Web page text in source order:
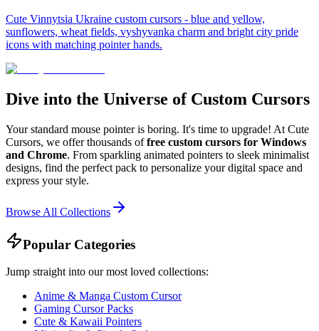
Cute Vinnytsia Ukraine custom cursors - blue and yellow,
sunflowers, wheat fields, vyshyvanka charm and bright city pride
icons with matching pointer hands.
Dive into the Universe of Custom Cursors
Your standard mouse pointer is boring. It's time to upgrade! At Cute
Cursors, we offer thousands offree custom cursors for Windows
and Chrome. From sparkling animated pointers to sleek minimalist
designs, find the perfect pack to personalize your digital space and
express your style.
Browse All Collections
Popular Categories
Jump straight into our most loved collections:
Anime & Manga Custom Cursor
Gaming Cursor Packs
Cute & Kawaii Pointers